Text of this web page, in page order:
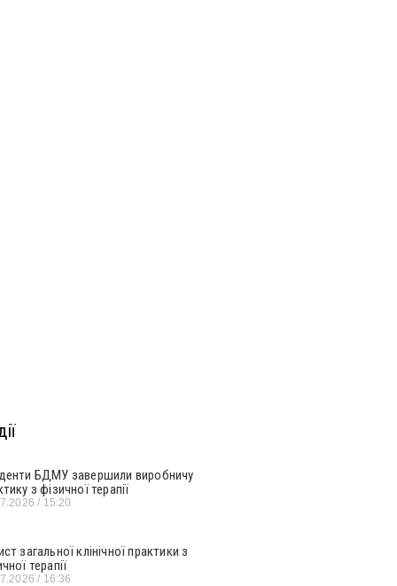
БДМУ завершили виробничу
з фізичної терапії
15:20
загальної клінічної практики з
терапії
16:36